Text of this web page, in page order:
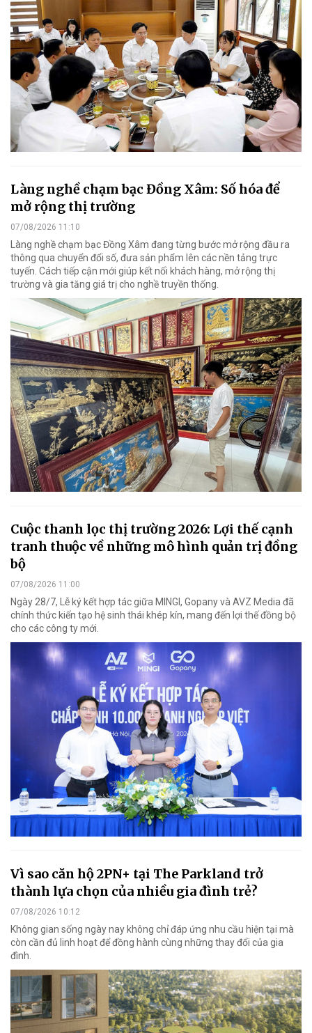
Làng nghề chạm bạc Đồng Xâm: Số hóa để
mở rộng thị trường
07/08/2026 11:10
Làng nghề chạm bạc Đồng Xâm đang từng bước mở rộng đầu ra
thông qua chuyển đổi số, đưa sản phẩm lên các nền tảng trực
tuyến. Cách tiếp cận mới giúp kết nối khách hàng, mở rộng thị
trường và gia tăng giá trị cho nghề truyền thống.
Cuộc thanh lọc thị trường 2026: Lợi thế cạnh
tranh thuộc về những mô hình quản trị đồng
bộ
07/08/2026 11:00
Ngày 28/7, Lễ ký kết hợp tác giữa MINGI, Gopany và AVZ Media đã
chính thức kiến tạo hệ sinh thái khép kín, mang đến lợi thế đồng bộ
cho các công ty mới.
Vì sao căn hộ 2PN+ tại The Parkland trở
thành lựa chọn của nhiều gia đình trẻ?
07/08/2026 10:12
Không gian sống ngày nay không chỉ đáp ứng nhu cầu hiện tại mà
còn cần đủ linh hoạt để đồng hành cùng những thay đổi của gia
đình.